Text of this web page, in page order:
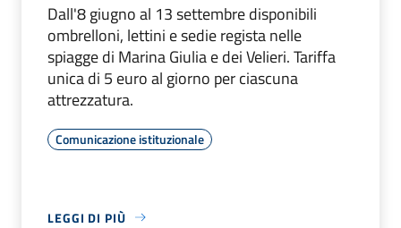
Dall'8 giugno al 13 settembre disponibili
ombrelloni, lettini e sedie regista nelle
spiagge di Marina Giulia e dei Velieri. Tariffa
unica di 5 euro al giorno per ciascuna
attrezzatura.
Comunicazione istituzionale
LEGGI DI PIÙ